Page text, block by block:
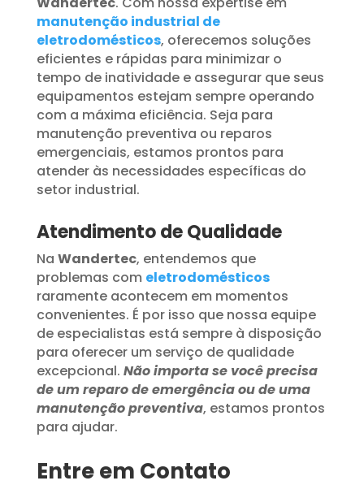
manutenção industrial de
eletrodomésticos, oferecemos soluções
eficientes e rápidas para minimizar o
tempo de inatividade e assegurar que seus
equipamentos estejam sempre operando
com a máxima eficiência. Seja para
manutenção preventiva ou reparos
emergenciais, estamos prontos para
atender às necessidades específicas do
setor industrial.
Atendimento de Qualidade
Na Wandertec, entendemos que
problemas com eletrodomésticos
raramente acontecem em momentos
convenientes. É por isso que nossa equipe
de especialistas está sempre à disposição
para oferecer um serviço de qualidade
excepcional. Não importa se você precisa
de um reparo de emergência ou de uma
manutenção preventiva, estamos prontos
para ajudar.
Entre em Contato